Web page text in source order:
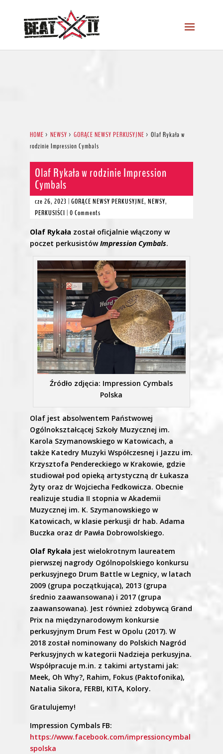
HOME > NEWSY > GORĄCE NEWSY PERKUSYJNE > Olaf Rykała w
rodzinie Impression Cymbals
Olaf Rykała w rodzinie Impression
Cymbals
cze 26, 2023 | GORĄCE NEWSY PERKUSYJNE, NEWSY,
PERKUSIŚCI | 0 Comments
Olaf Rykała został oficjalnie włączony w
poczet perkusistówImpression Cymbals.
Źródło zdjęcia: Impression Cymbals
Polska
Olaf jest absolwentem Państwowej
Ogólnokształcącej Szkoły Muzycznej im.
Karola Szymanowskiego w Katowicach, a
także Katedry Muzyki Współczesnej i Jazzu im.
Krzysztofa Pendereckiego w Krakowie, gdzie
studiował pod opieką artystyczną dr Łukasza
Żyty oraz dr Wojciecha Fedkowicza. Obecnie
realizuje studia II stopnia w Akademii
Muzycznej im. K. Szymanowskiego w
Katowicach, w klasie perkusji dr hab. Adama
Buczka oraz dr Pawła Dobrowolskiego.
Olaf Rykała jest wielokrotnym laureatem
pierwszej nagrody Ogólnopolskiego konkursu
perkusyjnego Drum Battle w Legnicy, w latach
2009 (grupa początkująca), 2013 (grupa
średnio zaawansowana) i 2017 (grupa
zaawansowana). Jest również zdobywcą Grand
Prix na międzynarodowym konkursie
perkusyjnym Drum Fest w Opolu (2017). W
2018 został nominowany do Polskich Nagród
Perkusyjnych w kategorii Nadzieja perkusyjna.
Współpracuje m.in. z takimi artystami jak:
Meek, Oh Why?, Rahim, Fokus (Paktofonika),
Natalia Sikora, FERBI, KITA, Kolory.
Gratulujemy!
Impression Cymbals FB:
https://www.facebook.com/impressioncymbal
spolska